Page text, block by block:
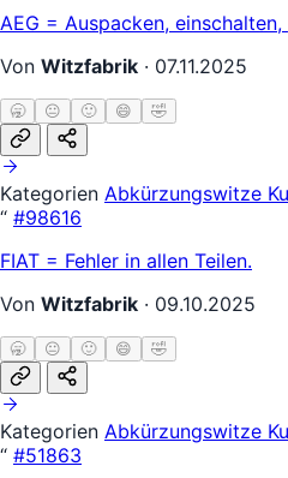
AEG = Auspacken,
Von Witzfabrik · 07.11.2025
🥱 😐 🙂 😄 🤣
Kategorien Abkürzungswitze
“ #98616
FIAT = Fehler in allen Teilen.
Von Witzfabrik · 09.10.2025
🥱 😐 🙂 😄 🤣
Kategorien Abkürzungswitze
“ #51863